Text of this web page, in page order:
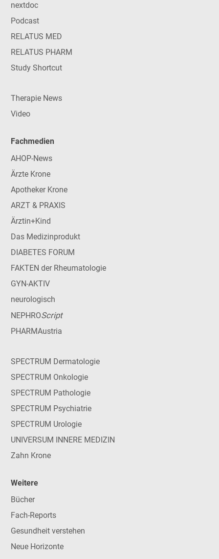
nextdoc
Podcast
RELATUS MED
RELATUS PHARM
Study Shortcut
Therapie News
Video
Fachmedien
AHOP-News
Ärzte Krone
Apotheker Krone
ARZT & PRAXIS
Ärztin+Kind
Das Medizinprodukt
DIABETES FORUM
FAKTEN der Rheumatologie
GYN-AKTIV
neurologisch
NEPHROScript
PHARMAustria
SPECTRUM Dermatologie
SPECTRUM Onkologie
SPECTRUM Pathologie
SPECTRUM Psychiatrie
SPECTRUM Urologie
UNIVERSUM INNERE MEDIZIN
Zahn Krone
Weitere
Bücher
Fach-Reports
Gesundheit verstehen
Neue Horizonte